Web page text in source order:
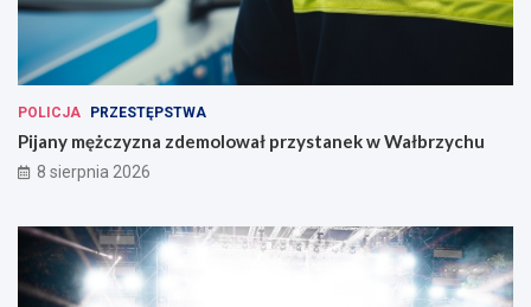
POLICJA PRZESTĘPSTWA
Pijany mężczyzna zdemolował przystanek w Wałbrzychu
8 sierpnia 2026